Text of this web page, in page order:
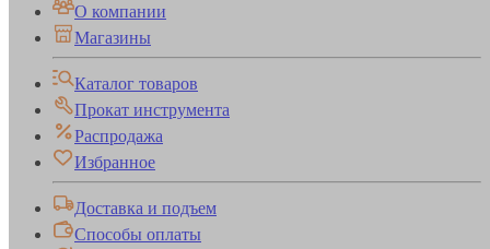
О компании
Магазины
Каталог товаров
Прокат инструмента
Распродажа
Избранное
Доставка и подъем
Способы оплаты